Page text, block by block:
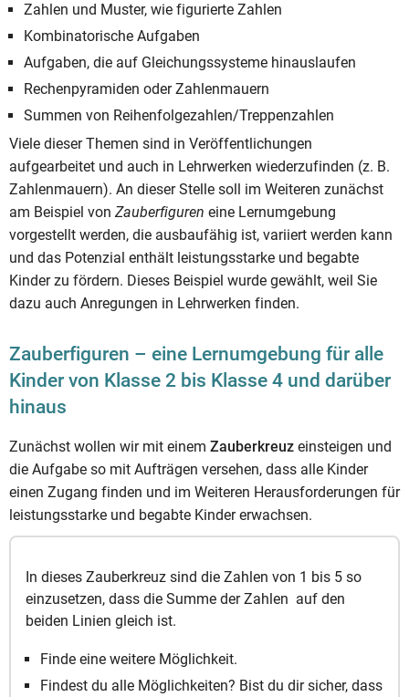
Zahlen und Muster, wie figurierte Zahlen
Kombinatorische Aufgaben
Aufgaben, die auf Gleichungssysteme hinauslaufen
Rechenpyramiden oder Zahlenmauern
Summen von Reihenfolgezahlen/Treppenzahlen
Viele dieser Themen sind in Veröffentlichungen
aufgearbeitet und auch in Lehrwerken wiederzufinden (z. B.
Zahlenmauern). An dieser Stelle soll im Weiteren zunächst
am Beispiel von Zauberfiguren eine Lernumgebung
vorgestellt werden, die ausbaufähig ist, variiert werden kann
und das Potenzial enthält leistungsstarke und begabte
Kinder zu fördern. Dieses Beispiel wurde gewählt, weil Sie
dazu auch Anregungen in Lehrwerken finden.
Zauberfiguren – eine Lernumgebung für alle
Kinder von Klasse 2 bis Klasse 4 und darüber
hinaus
Zunächst wollen wir mit einem Zauberkreuz einsteigen und
die Aufgabe so mit Aufträgen versehen, dass alle Kinder
einen Zugang finden und im Weiteren Herausforderungen für
leistungsstarke und begabte Kinder erwachsen.
In dieses Zauberkreuz sind die Zahlen von 1 bis 5 so
einzusetzen, dass die Summe der Zahlen auf den
beiden Linien gleich ist.
Finde eine weitere Möglichkeit.
Findest du alle Möglichkeiten? Bist du dir sicher, dass